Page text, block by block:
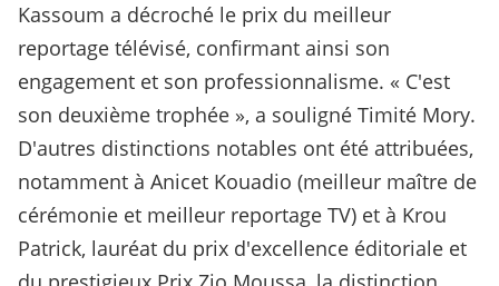
Kassoum a décroché le prix du meilleur
reportage télévisé, confirmant ainsi son
engagement et son professionnalisme. « C'est
son deuxième trophée », a souligné Timité Mory.
D'autres distinctions notables ont été attribuées,
notamment à Anicet Kouadio (meilleur maître de
cérémonie et meilleur reportage TV) et à Krou
Patrick, lauréat du prix d'excellence éditoriale et